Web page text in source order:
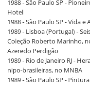
1988 - São Paulo SP -
Hotel
1988 - São Paulo SP - Vida
1989 - Lisboa (Portugal) -
Coleção Roberto Marinho,
Azeredo Perdigão
1989 - Rio de Janeiro RJ -
nipo-brasileiras, no MNBA
1989 - São Paulo SP -